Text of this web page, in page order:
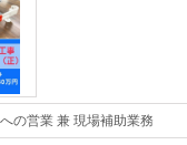
の営業 兼 現場補助業務